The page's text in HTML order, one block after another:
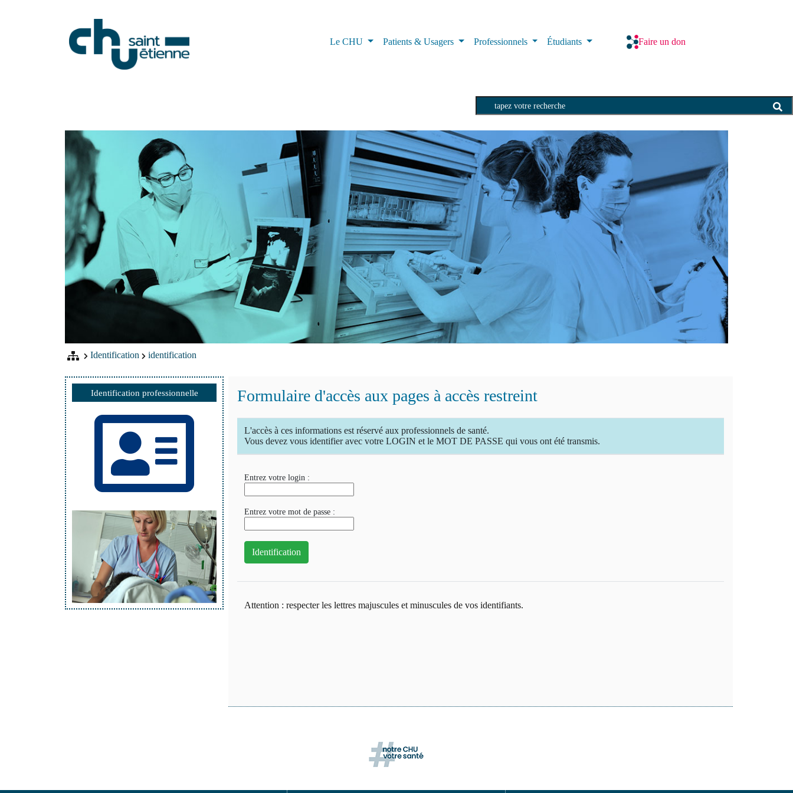
Le CHU Patients & Usagers Professionnels Étudiants Faire un don
Identification identification
Identification professionnelle Formulaire d'accès aux pages à accès restreint
L'accès à ces informations est réservé aux professionnels de santé.
Vous devez vous identifier avec votre LOGIN et le MOT DE PASSE qui vous ont été transmis.
Entrez votre login :
Entrez votre mot de passe :
Attention : respecter les lettres majuscules et minuscules de vos identifiants.